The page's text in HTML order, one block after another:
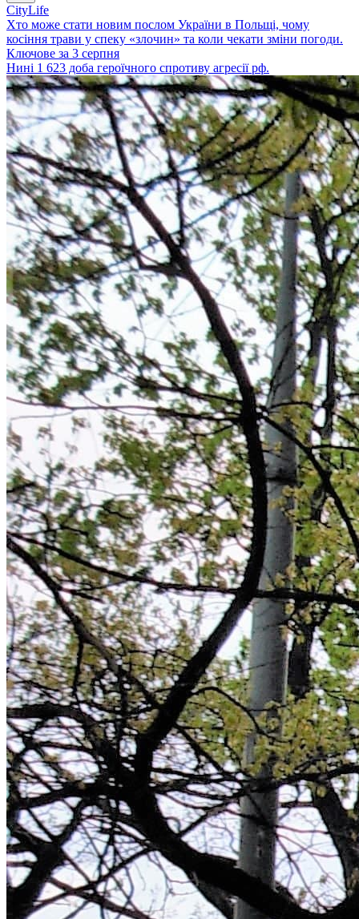
CityLife
Хто може стати новим послом України в Польщі, чому
косіння трави у спеку «злочин» та коли чекати зміни погоди.
Ключове за 3 серпня
Нині 1 623 доба героїчного спротиву агресії рф.